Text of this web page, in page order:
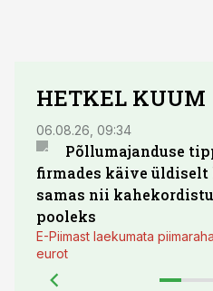
HETKEL KUUM
06.08.26, 09:34
Põllumajanduse
firmades käive üldiselt
samas nii
pooleks
E-Piimast laekumata
eurot